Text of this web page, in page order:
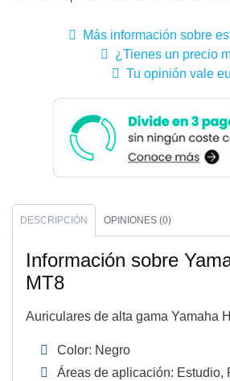
Más información sobre
¿Tienes un precio
Tu opinión vale
DESCRIPCIÓN OPINIONES (0)
Información sobre
MT8
Auriculares de alta gama Yamaha
Color: Negro
Áreas de aplicación: Estudio,